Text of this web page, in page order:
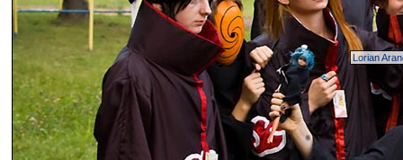
Lorian